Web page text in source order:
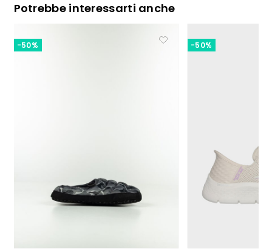
Potrebbe interessarti anche
-50% -50%